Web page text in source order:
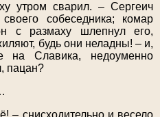
утром сварил. – Сергеич
собеседника; комар
с размаху шлепнул его,
будь они неладны! – и,
на Славика, недоуменно
пацан?